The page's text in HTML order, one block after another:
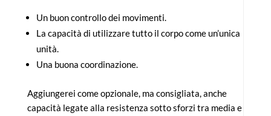
Un buon controllo dei movimenti.
La capacità di utilizzare tutto il corpo come un’unica
unità.
Una buona coordinazione.
Aggiungerei come opzionale, ma consigliata, anche
capacità legate alla resistenza sotto sforzi tra media e